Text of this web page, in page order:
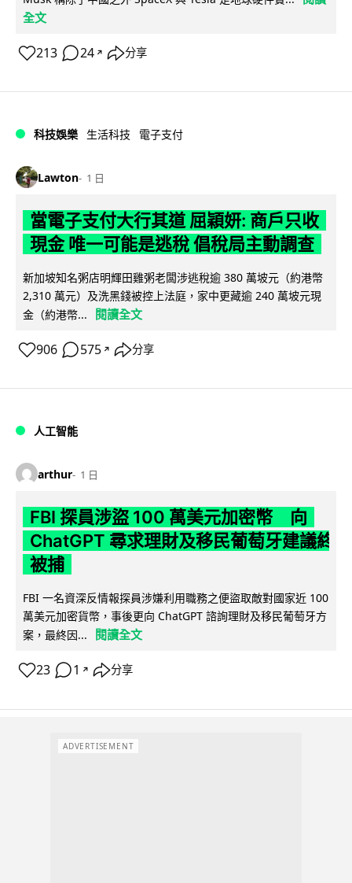
全文
213 24 ↗ 分享
科技娛樂 生活科技 電子支付
Lawton 1 日
當電子支付大行其道 屈穎妍: 商戶只收
現金 唯一可能是逃稅 倡稅局主動調查
新加坡知名粥店明輝田雞粥老闆涉逃稅逾 380 萬坡元（約港幣
2,310 萬元）及洗黑錢被控上法庭，家中更藏逾 240 萬坡元現
金（約港幣...
閱讀全文
906 575 ↗ 分享
人工智能
arthur 1 日
FBI 探員涉盜 100 萬美元加密幣 向
ChatGPT 尋求理財及移民葡萄牙建議終
被捕
FBI 一名資深反情報探員涉嫌利用職務之便盜取敵對國家近 100
萬美元加密貨幣，事後更向 ChatGPT 諮詢理財及移民葡萄牙方
案，最終因...
閱讀全文
23 1 ↗ 分享
ADVERTISEMENT